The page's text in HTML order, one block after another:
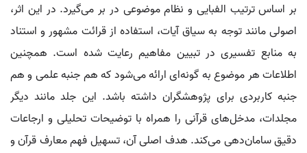
بر اساس ترتیب الفبایی و نظام موضوعی در بر می‌گیرد. در این اثر،
اصولی مانند توجه به سیاق آیات، استفاده از قرائت مشهور و استناد
به منابع تفسیری در تبیین مفاهیم رعایت شده است. همچنین
اطلاعات هر موضوع به گونه‌ای ارائه می‌شود که هم جنبه علمی و هم
جنبه کاربردی برای پژوهشگران داشته باشد. این جلد مانند دیگر
مجلدات، مدخل‌های قرآنی را همراه با توضیحات تحلیلی و ارجاعات
دقیق سامان‌دهی می‌کند. هدف اصلی آن، تسهیل فهم معارف قرآن و